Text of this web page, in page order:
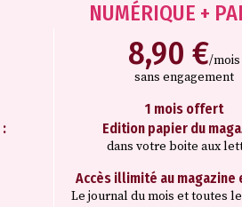
NUMÉRIQUE +
8,90 €/mois
sans engagement
1 mois offert
Edition papier du
dans votre boite aux
Accès illimité au magazine
Le journal du mois et toutes